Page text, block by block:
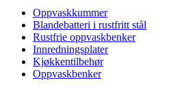
Oppvaskkummer
Blandebatteri i rustfritt stål
Rustfrie oppvaskbenker
Innredningsplater
Kjøkkentilbehør
Oppvaskbenker